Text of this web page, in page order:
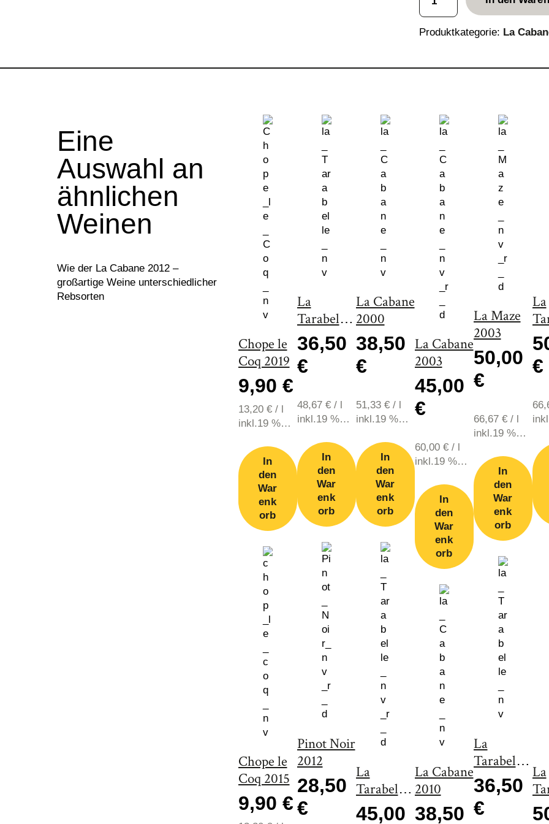
C
a
n
Produktkategorie: La
Eine
Auswahl an
ähnlichen
Weinen
Wie der La Cabane 2012 –
großartige Weine unterschiedlicher
Rebsorten
Chope le
Coq 2019
9,90 €
13,20 €/
inkl.19 %
Versand
In
den
War
enk
orb
Chope le
Coq 2015
9,90 €
La
Tarabelle
2000
36,50
€
48,67 €/
inkl.19 %
Versand
In
den
War
enk
orb
Pinot Noir
2012
28,50
€
La Cabane
2000
38,50
€
51,33 €/
inkl.19 %
Versand
In
den
War
enk
orb
La
Tarabelle
2003
45,00
La Cabane
2003
45,00
€
60,00 €/
inkl.19 %
Versand
In
den
War
enk
orb
La Cabane
2010
38,50
La Maze
2003
50,00
€
66,67 €/
inkl.19 %
Versand
In
den
War
enk
orb
La
Tarabelle
2005
36,50
€
La
€
La